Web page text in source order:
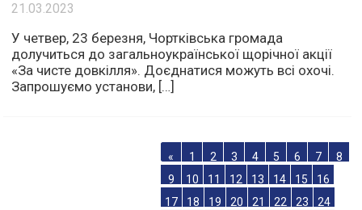
21.03.2023
У четвер, 23 березня, Чортківська громада
долучиться до загальноукраїнської щорічної акції
«За чисте довкілля». Доєднатися можуть всі охочі.
Запрошуємо установи, […]
« 1 2 3 4 5 6 7
8
9
10 11 12 13 14 15
16
17
18 19 20 21 22 23
24